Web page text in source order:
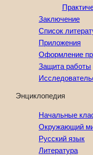
Заключение
Список
Приложения
Оформление
Защита работы
Энциклопедия
Начальные
Окружающий
Русский язык
Литература